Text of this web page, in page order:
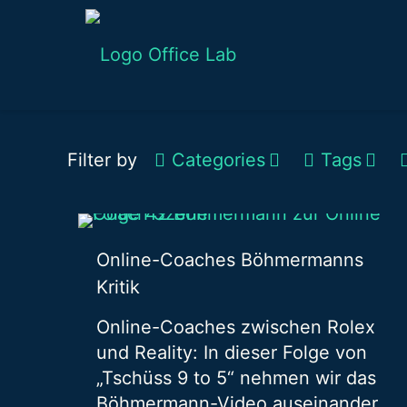
Filter by Categories Tags
Online-Coaches Böhmermanns
Kritik
Online-Coaches zwischen Rolex
und Reality: In dieser Folge von
„Tschüss 9 to 5“ nehmen wir das